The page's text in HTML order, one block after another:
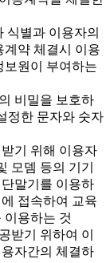
별과 이용자의
약 체결시 이용
보원이 부여하는
비밀을 보호하
정한 문자와 숫자
기 위해 이용자
모뎀 등의 기기
말기를 이용하
접속하여 교육
이용하는 것
받기 위하여 이
자간의 체결하